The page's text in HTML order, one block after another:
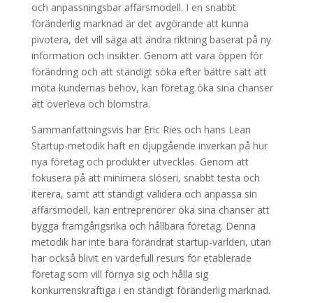
och anpassningsbar affärsmodell. I en snabbt
föränderlig marknad är det avgörande att kunna
pivotera, det vill säga att ändra riktning baserat på ny
information och insikter. Genom att vara öppen för
förändring och att ständigt söka efter bättre sätt att
möta kundernas behov, kan företag öka sina chanser
att överleva och blomstra.
Sammanfattningsvis har Eric Ries och hans Lean
Startup-metodik haft en djupgående inverkan på hur
nya företag och produkter utvecklas. Genom att
fokusera på att minimera slöseri, snabbt testa och
iterera, samt att ständigt validera och anpassa sin
affärsmodell, kan entreprenörer öka sina chanser att
bygga framgångsrika och hållbara företag. Denna
metodik har inte bara förändrat startup-världen, utan
har också blivit en värdefull resurs för etablerade
företag som vill förnya sig och hålla sig
konkurrenskraftiga i en ständigt föränderlig marknad.